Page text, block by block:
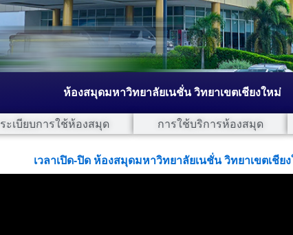
ห้องสมุดมหาวิทยาลัยเนชั่น วิทยาเขตเชียงใหม่
ระเบียบการใช้ห้องสมุด การใช้บริการห้องสมุด
เวลาเปิด-ปิด ห้องสมุดมหาวิทยาลัยเนชั่น วิทยาเขตเชีย